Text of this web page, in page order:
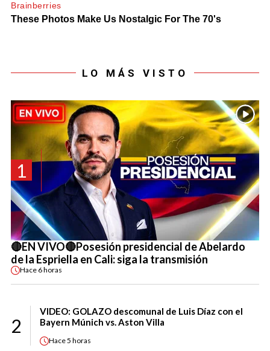
LO MÁS VISTO
1
🔴EN VIVO🔴Posesión presidencial de Abelardo
de la Espriella en Cali: siga la transmisión
Hace 6 horas
2
VIDEO: GOLAZO descomunal de Luis Díaz con el
Bayern Múnich vs. Aston Villa
Hace5 horas